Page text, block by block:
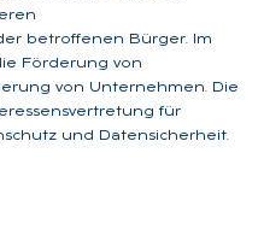
betroffenen Bürger. Im
Förderung von
von Unternehmen. Die
für
und Datensicherheit.